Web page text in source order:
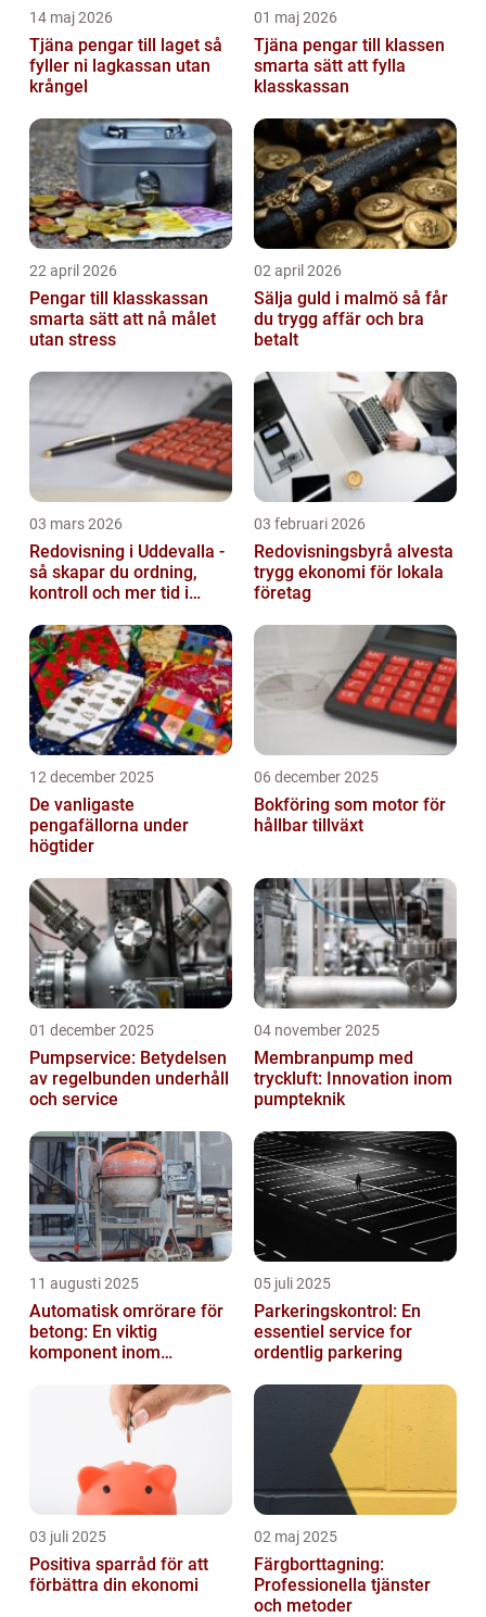
14 maj 2026
Tjäna pengar till laget så
fyller ni lagkassan utan
krångel
01 maj 2026
Tjäna pengar till klassen
smarta sätt att fylla
klasskassan
22 april 2026
Pengar till klasskassan
smarta sätt att nå målet
utan stress
02 april 2026
Sälja guld i malmö så får
du trygg affär och bra
betalt
03 mars 2026
Redovisning i Uddevalla -
så skapar du ordning,
kontroll och mer tid i
03 februari 2026
Redovisningsbyrå alvesta
trygg ekonomi för lokala
företag
12 december 2025
De vanligaste
pengafällorna under
högtider
06 december 2025
Bokföring som motor för
hållbar tillväxt
01 december 2025
Pumpservice: Betydelsen
av regelbunden underhåll
och service
04 november 2025
Membranpump med
tryckluft: Innovation inom
pumpteknik
11 augusti 2025
Automatisk omrörare för
betong: En viktig
komponent inom
05 juli 2025
Parkeringskontrol: En
essentiel service for
ordentlig parkering
03 juli 2025
Positiva sparråd för att
förbättra din ekonomi
02 maj 2025
Färgborttagning:
Professionella tjänster
och metoder